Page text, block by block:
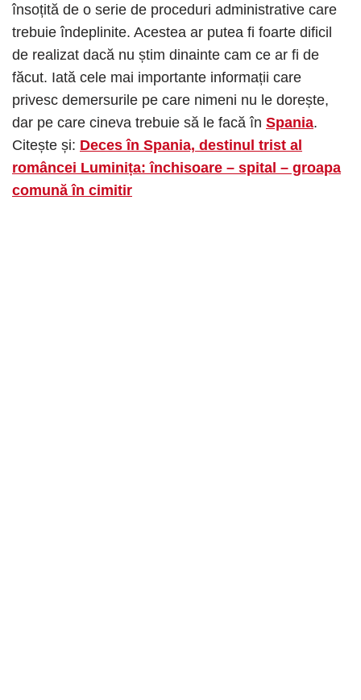
însoțită de o serie de proceduri administrative care
trebuie îndeplinite. Acestea ar putea fi foarte dificil
de realizat dacă nu știm dinainte cam ce ar fi de
făcut. Iată cele mai importante informații care
privesc demersurile pe care nimeni nu le dorește,
dar pe care cineva trebuie să le facă în Spania.
Citește și: Deces în Spania, destinul trist al
româncei Luminița: închisoare – spital – groapa
comună în cimitir